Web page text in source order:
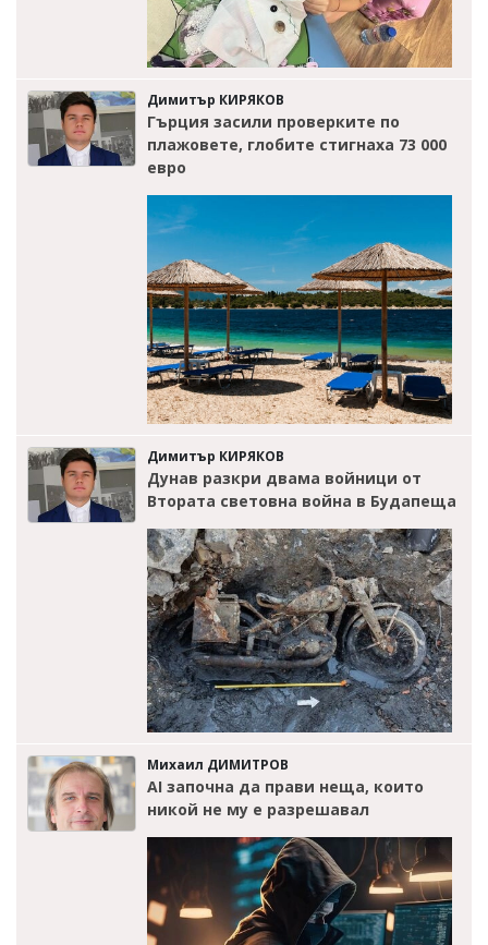
Димитър КИРЯКОВ
Гърция засили проверките по
плажовете, глобите стигнаха 73 000
евро
Димитър КИРЯКОВ
Дунав разкри двама войници от
Втората световна война в Будапеща
Михаил ДИМИТРОВ
AI започна да прави неща, които
никой не му е разрешавал